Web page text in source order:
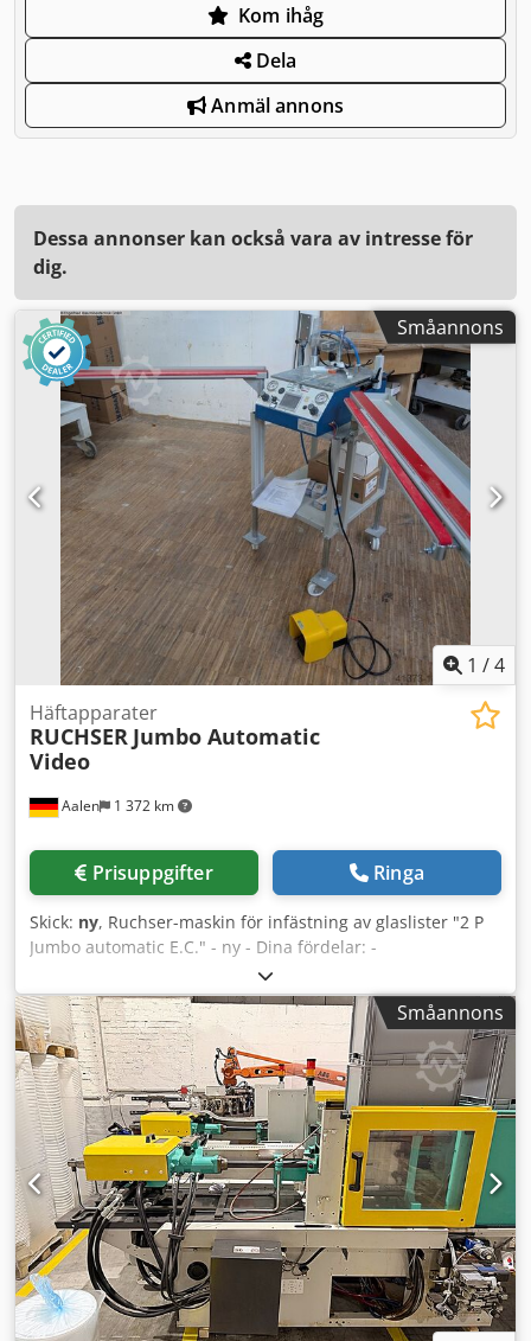
Kom ihåg
Dela
Anmäl annons
Dessa annonser kan också vara av intresse för
dig.
Småannons
1 /4
Aalen 1 372 km
Häftapparater
RUCHSER Jumbo Automatic
Video
Prisuppgifter Ringa
Skick: ny, Ruchser-maskin för infästning av glaslister "2 P
Jumbo automatic E.C." - ny - Dina fördelar: -
Hörnförbindelserna är slutna - Inga öppna fogar i
glaslisterna - Inga färgskillnader vid lackering -
Glaslisternas ramar kan enkelt justeras Häftmaskin för
hörnförbindningar 2P Jumbo Automatic E.C. för infästning
av glaslisternas ramar. Valmöjlighet mellan automatisk och
manuell drift. Med vinkelanordning, spännanordning
ovanifrån och framifrån. Trycket kan justeras separat.
Användning av parallella och överlappande häftklamrar är
möjligt via elektronisk programmeringsstyrning.
Häftmaskinen kan monteras på ett lämpligt arbetsbord.
Användning via fotventil. ----- Pris för denna modell på
förfrågan! Tillägg för lagstadgad moms samt
förpackning/frakt. ----- Djdjvnh T Nopfx Aqpekr Bilderna
visar häftmaskinen för hörnförbindningar 2P med
alternativet för ett förflyttbart arbetsbord (se detaljer
Småannons